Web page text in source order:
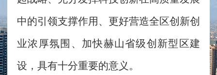
中的引领支撑作用、更好营造全区创新创
业浓厚氛围、加快赫山省级创新型区建
设，具有十分重要的意义。